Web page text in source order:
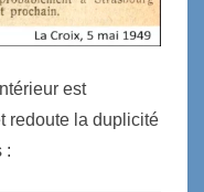
est
redoute la duplicité
: